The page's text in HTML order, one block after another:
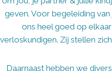
geven. Voor begeleiding
ons heel goed op
verloskundigen. Zij stellen
Daarnaast hebben we